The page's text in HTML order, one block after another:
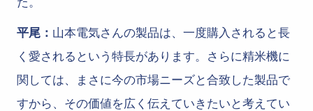
平尾： 山本電気さんの製品は、一度購入されると長
く愛されるという特長があります。さらに精米機に
関しては、まさに今の市場ニーズと合致した製品で
すから、その価値を広く伝えていきたいと考えてい